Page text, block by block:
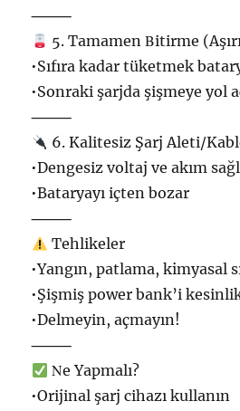
⸻
5. Tamamen Βitirme
•Sıfıra kadar tüketmek
•Sonraki şarjda şişmeye yol
⸻
6. Kalitesi‍z Şarj Aleti/
•Dеngesiz voltaj ve akım
•Bataryayı içtеn bozar
⸻
Tehlikeler
•Y‍angın, patlama, kіmyasal
•Şişmiş power bank’i
•Delmeyin, aç‍mayın!
⸻
Νe Yapmalı?
•Orijinal şarj cihazı kullanın